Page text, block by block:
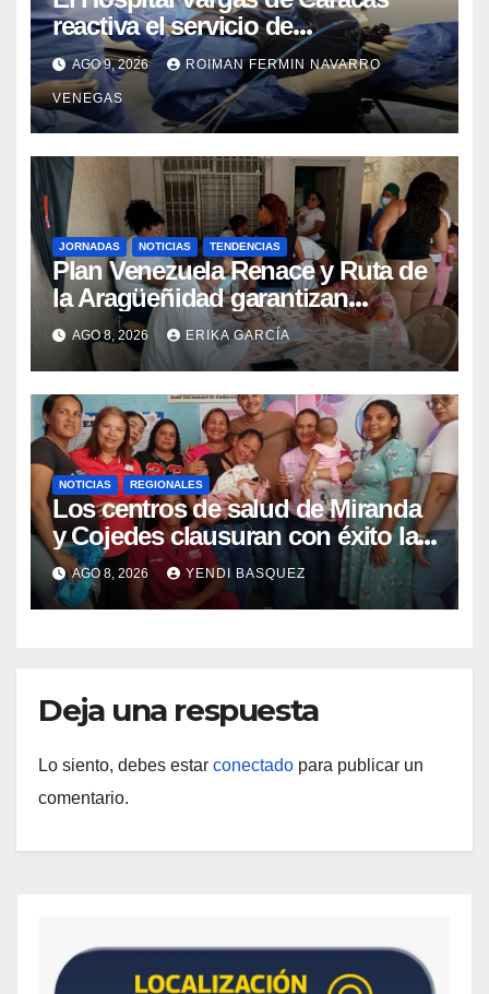
reactiva el servicio de
Colangiopancreatografía
Retrógrada Endoscópica para
beneficiar a cientos de pacientes
AGO 9, 2026 ROIMAN FERMIN NAVARRO
VENEGAS
JORNADAS NOTICIAS TENDENCIAS
Plan Venezuela Renace y Ruta de
la Aragüeñidad garantizan
atención médica integral en
Aragua
AGO 8, 2026 ERIKA GARCÍA
NOTICIAS REGIONALES
Los centros de salud de Miranda
y Cojedes clausuran con éxito la
Semana Mundial de la Lactancia
Materna
AGO 8, 2026 YENDI BASQUEZ
Deja una respuesta
Lo siento, debes estar conectado para publicar un
comentario.